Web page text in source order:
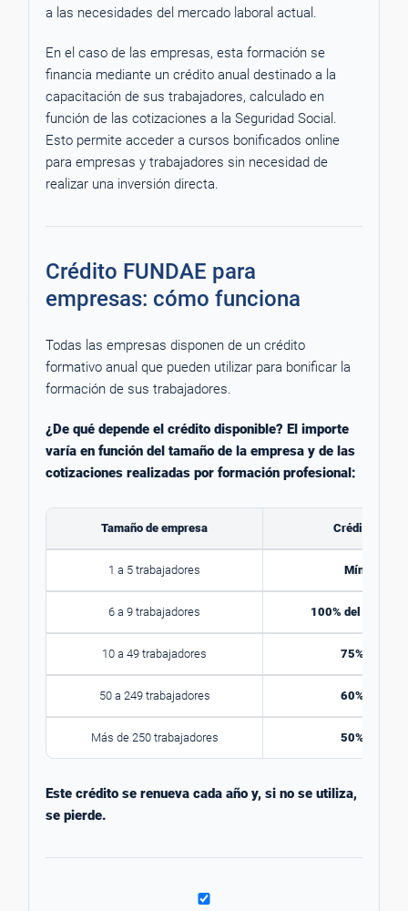
a las necesidades del mercado laboral actual.
En el caso de las empresas, esta formación se
financia mediante un crédito anual destinado a la
capacitación de sus trabajadores, calculado en
función de las cotizaciones a la Seguridad Social.
Esto permite acceder a cursos bonificados online
para empresas y trabajadores sin necesidad de
realizar una inversión directa.
Crédito FUNDAE para
empresas: cómo funciona
Todas las empresas disponen de un crédito
formativo anual que pueden utilizar para bonificar la
formación de sus trabajadores.
¿De qué depende el crédito disponible? El importe
varía en función del tamaño de la empresa y de las
cotizaciones realizadas por formación profesional:
Tamaño de empresa Crédito
1 a 5 trabajadores Mínimo
6 a 9 trabajadores 100% del crédito
10 a 49 trabajadores 75% del
50 a 249 trabajadores 60% del
Más de 250 trabajadores 50% del
Este crédito se renueva cada año y, si no se utiliza,
se pierde.